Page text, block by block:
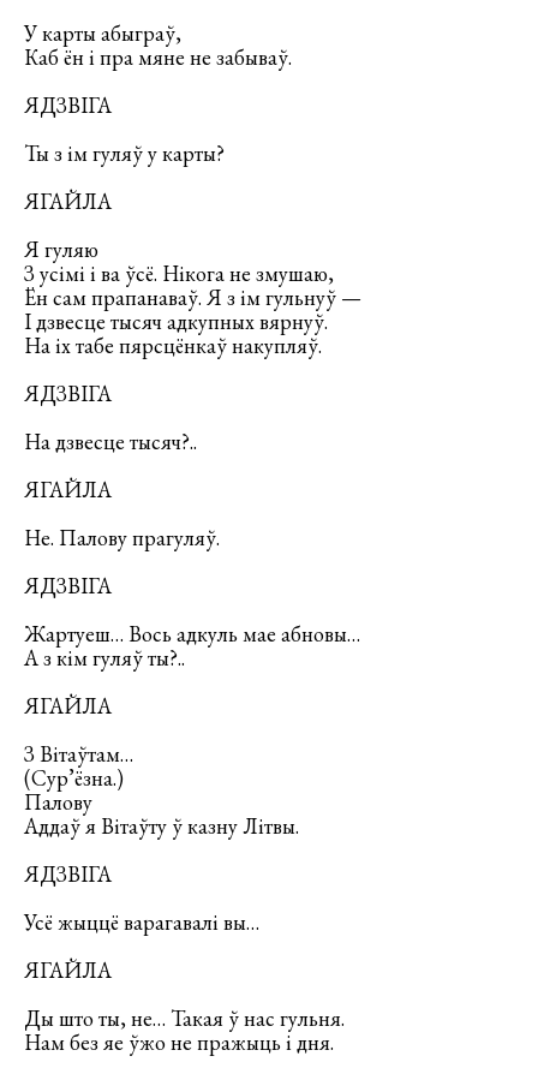
У карты абыграў,
Каб ён і пра мяне не забываў.
ЯДЗВІГА
Ты з ім гуляў у карты?
ЯГАЙЛА
Я гуляю
З усімі і ва ўсё. Нікога не змушаю,
Ён сам прапанаваў. Я з ім гульнуў —
І дзвесце тысяч адкупных вярнуў.
На іх табе пярсцёнкаў накупляў.
ЯДЗВІГА
На дзвесце тысяч?..
ЯГАЙЛА
Не. Палову прагуляў.
ЯДЗВІГА
Жартуеш… Вось адкуль мае абновы…
А з кім гуляў ты?..
ЯГАЙЛА
З Вітаўтам…
(Сур’ёзна.)
Палову
Аддаў я Вітаўту ў казну Літвы.
ЯДЗВІГА
Усё жыццё варагавалі вы…
ЯГАЙЛА
Ды што ты, не… Такая ў нас гульня.
Нам без яе ўжо не пражыць і дня.